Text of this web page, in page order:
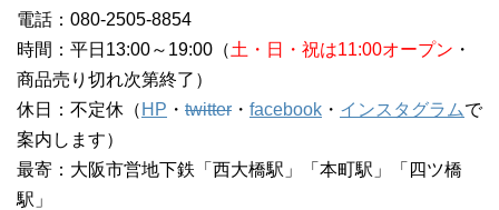
電話：080-2505-8854
時間：平日13:00～19:00（土・日・祝は11:00オープン ・
商品売り切れ次第終了）
休日：不定休（ HP ・ twitter ・ facebook ・ インスタグラムで
案内します）
最寄：大阪市営地下鉄「西大橋駅」「本町駅」「四ツ橋
駅」